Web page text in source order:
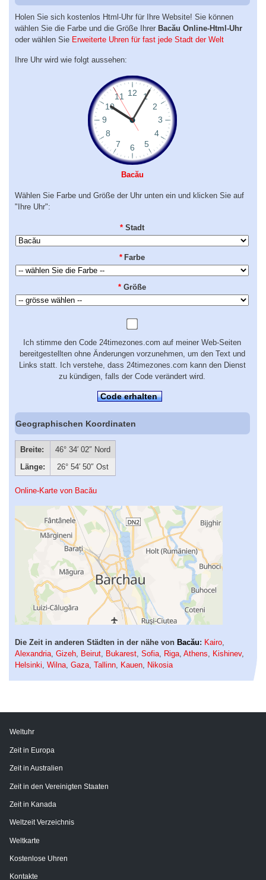
Holen Sie sich kostenlos Html-Uhr für Ihre Website! Sie können
wählen Sie die Farbe und die Größe Ihrer Bacău Online-Html-Uhr
oder wählen Sie Erweiterte Uhren für fast jede Stadt der Welt
Ihre Uhr wird wie folgt aussehen:
Bacău
Wählen Sie Farbe und Größe der Uhr unten ein und klicken Sie auf
"Ihre Uhr":
* Stadt
* Farbe
* Größe
Ich stimme den Code 24timezones.com auf meiner Web-Seiten
bereitgestellten ohne Änderungen vorzunehmen, um den Text und
Links statt. Ich verstehe, dass 24timezones.com kann den Dienst
zu kündigen, falls der Code verändert wird.
Code erhalten
Geographischen Koordinaten
Breite:
46° 34′ 02″ Nord
Länge:
26° 54′ 50″ Ost
Online-Karte von Bacău
Die Zeit in anderen Städten in der nähe von Bacău: Kairo
Alexandria Gizeh Beirut Bukarest Sofia Riga Athens Kishinev,
Helsinki Wilna Gaza Tallinn Kauen Nikosia
Weltuhr
Zeit in Europa
Zeit in Australien
Zeit in den Vereinigten Staaten
Zeit in Kanada
Weltzeit Verzeichnis
Weltkarte
Kostenlose Uhren
Kontakte